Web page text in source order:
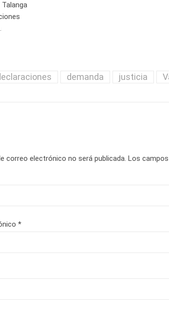
Talanga
demanda justicia
correo electrónico no será publicada. Los
*